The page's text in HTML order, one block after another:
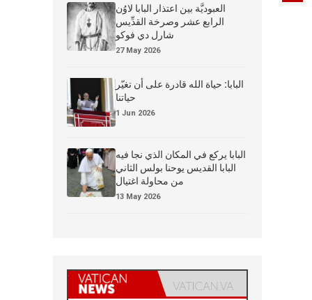
العبوديَّة بين اعتذار البابا لاوُن
الرابع عشر وصرخة القدِّيس
شارل دي فوكو
27 May 2026
البابا: حياة الله قادرة على أن تغيّر
حياتنا
1 Jun 2026
البابا يركع في المكان الذي نجا فيه
البابا القديس يوحنا بولس الثاني
من محاولة اغتيال
13 May 2026